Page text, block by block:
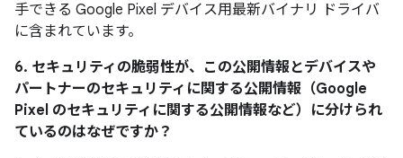
手できる Google Pixel デバイス用最新バイナリ ドライバ
に含まれています。
6. セキュリティの脆弱性が、この公開情報とデバイスや
パートナーのセキュリティに関する公開情報（Google
Pixel のセキュリティに関する公開情報など）に分けられ
ているのはなぜですか？